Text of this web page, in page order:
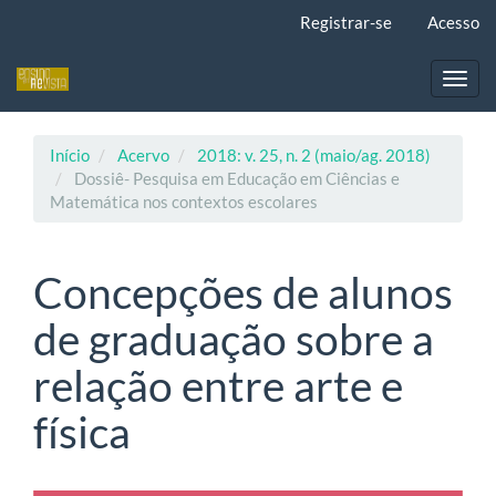
principal
Registrar-se Acesso
Início Acervo
2018: v. 25, n. 2 (maio/ag. 2018)
Dossiê- Pesquisa em Educação em Ciências e
Matemática nos contextos escolares
Concepções de alunos
de graduação sobre a
relação entre arte e
física